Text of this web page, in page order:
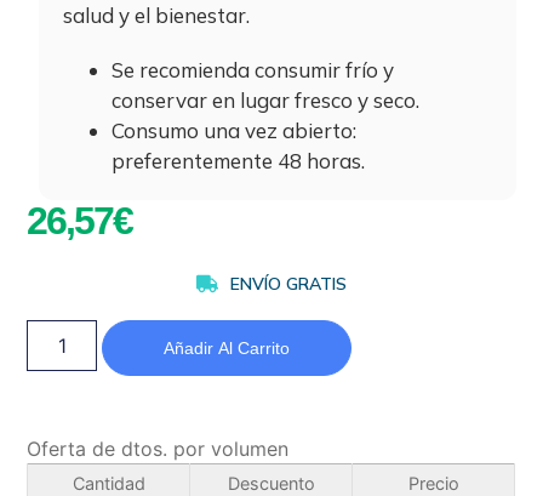
salud y el bienestar.
Se recomienda consumir frío y
conservar en lugar fresco y seco.
Consumo una vez abierto:
preferentemente 48 horas.
26,57€
ENVÍO GRATIS
Añadir Al Carrito
Oferta de dtos. por volumen
Cantidad Descuento
Precio